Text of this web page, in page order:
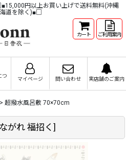
円以上お買い上げで送料無料(沖縄
道を除く)■□
カート ご利用案内
つ
マイページ 問い合わせ 実店舗のご案内
> 超撥水風呂敷 70×70cm
がれ 福招く ]